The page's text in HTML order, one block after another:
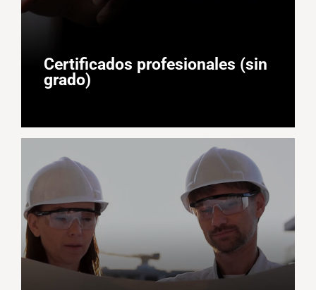
Certificados profesionales (sin
grado)